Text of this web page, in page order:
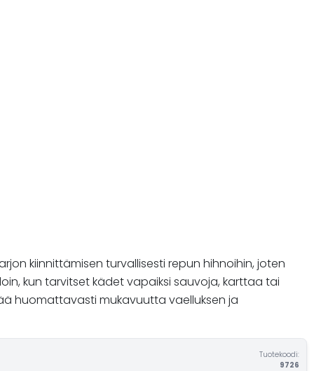
kiinnittämisen turvallisesti repun hihnoihin, joten
kun tarvitset kädet vapaiksi sauvoja, karttaa tai
huomattavasti mukavuutta vaelluksen ja
Tuotekoodi:
9726